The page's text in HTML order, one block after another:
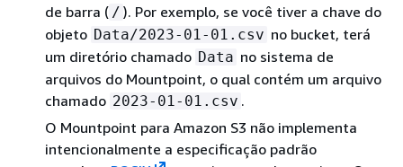
de barra ( / ). Por exemplo, se você tiver a chave do
objeto Data/2023-01-01.csv no bucket, terá
um diretório chamado Data no sistema de
arquivos do Mountpoint, o qual contém um arquivo
chamado 2023-01-01.csv .
O Mountpoint para Amazon S3 não implementa
intencionalmente a especificação padrão